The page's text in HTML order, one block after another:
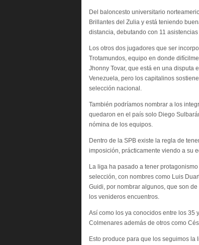
Del baloncesto universitario
Brillantes del Zulia y está teniendo
distancia, debutando con 11
Los otros dos jugadores que ser
Trotamundos, equipo en donde
Jhonny Tovar, que está en una disputa
Venezuela, pero los capitalinos
selección nacional.
También podríamos nombrar a los
quedaron en el país solo Diego
nómina de los equipos.
Dentro de la SPB existe la regla de
imposición, prácticamente viendo a su
La liga ha pasado a tener
selección, con nombres como Luis
Guidi, por nombrar algunos, que son
los venideros encuentros.
Así como los ya conocidos entre los 35
Colmenares además de otros como
Esto produce para que los seguimos